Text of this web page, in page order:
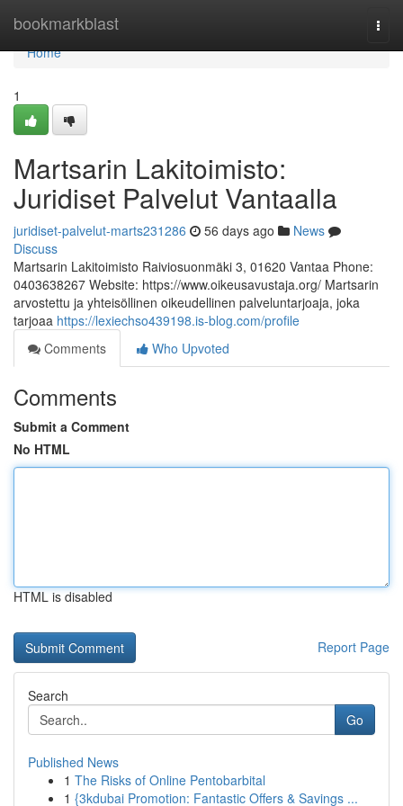
bookmarkblast
Home
Home
1
Martsarin Lakitoimisto:
Juridiset Palvelut Vantaalla
juridiset-palvelut-marts231286 56 days ago
News
Discuss
Martsarin Lakitoimisto Raiviosuonmäki 3, 01620 Vantaa Phone:
0403638267 Website: https://www.oikeusavustaja.org/ Martsarin
arvostettu ja yhteisöllinen oikeudellinen palveluntarjoaja, joka
tarjoaa https://lexiechso439198.is-blog.com/profile
Comments
Who Upvoted
Comments
Submit a Comment
No HTML
HTML is disabled
Report Page
Search
Go
Published News
1 The Risks of Online Pentobarbital
1 {3kdubai Promotion: Fantastic Offers & Savings ...